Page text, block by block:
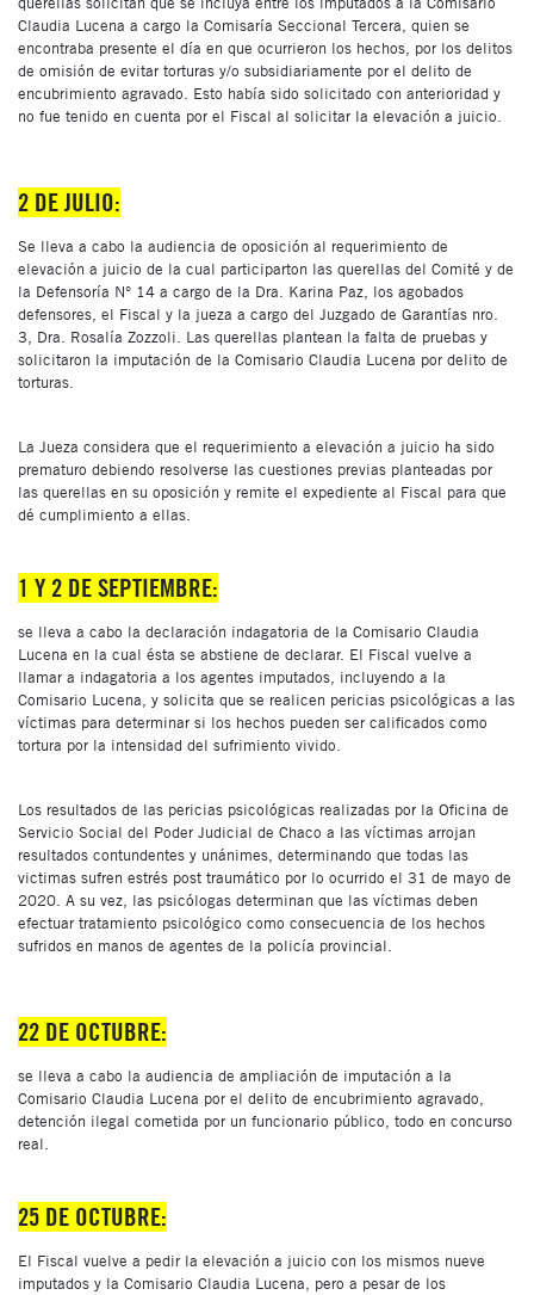
Claudia Lucena a cargo la Comisaría Seccional Tercera, quien se
encontraba presente el día en que ocurrieron los hechos, por los delitos
de omisión de evitar torturas y/o subsidiariamente por el delito de
encubrimiento agravado. Esto había sido solicitado con anterioridad y
no fue tenido en cuenta por el Fiscal al solicitar la elevación a juicio.
2 DE JULIO:
Se lleva a cabo la audiencia de oposición al requerimiento de
elevación a juicio de la cual participarton las querellas del Comité y de
la Defensoría N° 14 a cargo de la Dra. Karina Paz, los agobados
defensores, el Fiscal y la jueza a cargo del Juzgado de Garantías nro.
3, Dra. Rosalía Zozzoli. Las querellas plantean la falta de pruebas y
solicitaron la imputación de la Comisario Claudia Lucena por delito de
torturas.
La Jueza considera que el requerimiento a elevación a juicio ha sido
prematuro debiendo resolverse las cuestiones previas planteadas por
las querellas en su oposición y remite el expediente al Fiscal para que
dé cumplimiento a ellas.
1 Y 2 DE SEPTIEMBRE:
se lleva a cabo la declaración indagatoria de la Comisario Claudia
Lucena en la cual ésta se abstiene de declarar. El Fiscal vuelve a
llamar a indagatoria a los agentes imputados, incluyendo a la
Comisario Lucena, y solicita que se realicen pericias psicológicas a las
víctimas para determinar si los hechos pueden ser calificados como
tortura por la intensidad del sufrimiento vivido.
Los resultados de las pericias psicológicas realizadas por la Oficina de
Servicio Social del Poder Judicial de Chaco a las víctimas arrojan
resultados contundentes y unánimes, determinando que todas las
victimas sufren estrés post traumático por lo ocurrido el 31 de mayo de
2020. A su vez, las psicólogas determinan que las víctimas deben
efectuar tratamiento psicológico como consecuencia de los hechos
sufridos en manos de agentes de la policía provincial.
22 DE OCTUBRE:
se lleva a cabo la audiencia de ampliación de imputación a la
Comisario Claudia Lucena por el delito de encubrimiento agravado,
detención ilegal cometida por un funcionario público, todo en concurso
real.
25 DE OCTUBRE:
El Fiscal vuelve a pedir la elevación a juicio con los mismos nueve
imputados y la Comisario Claudia Lucena, pero a pesar de los